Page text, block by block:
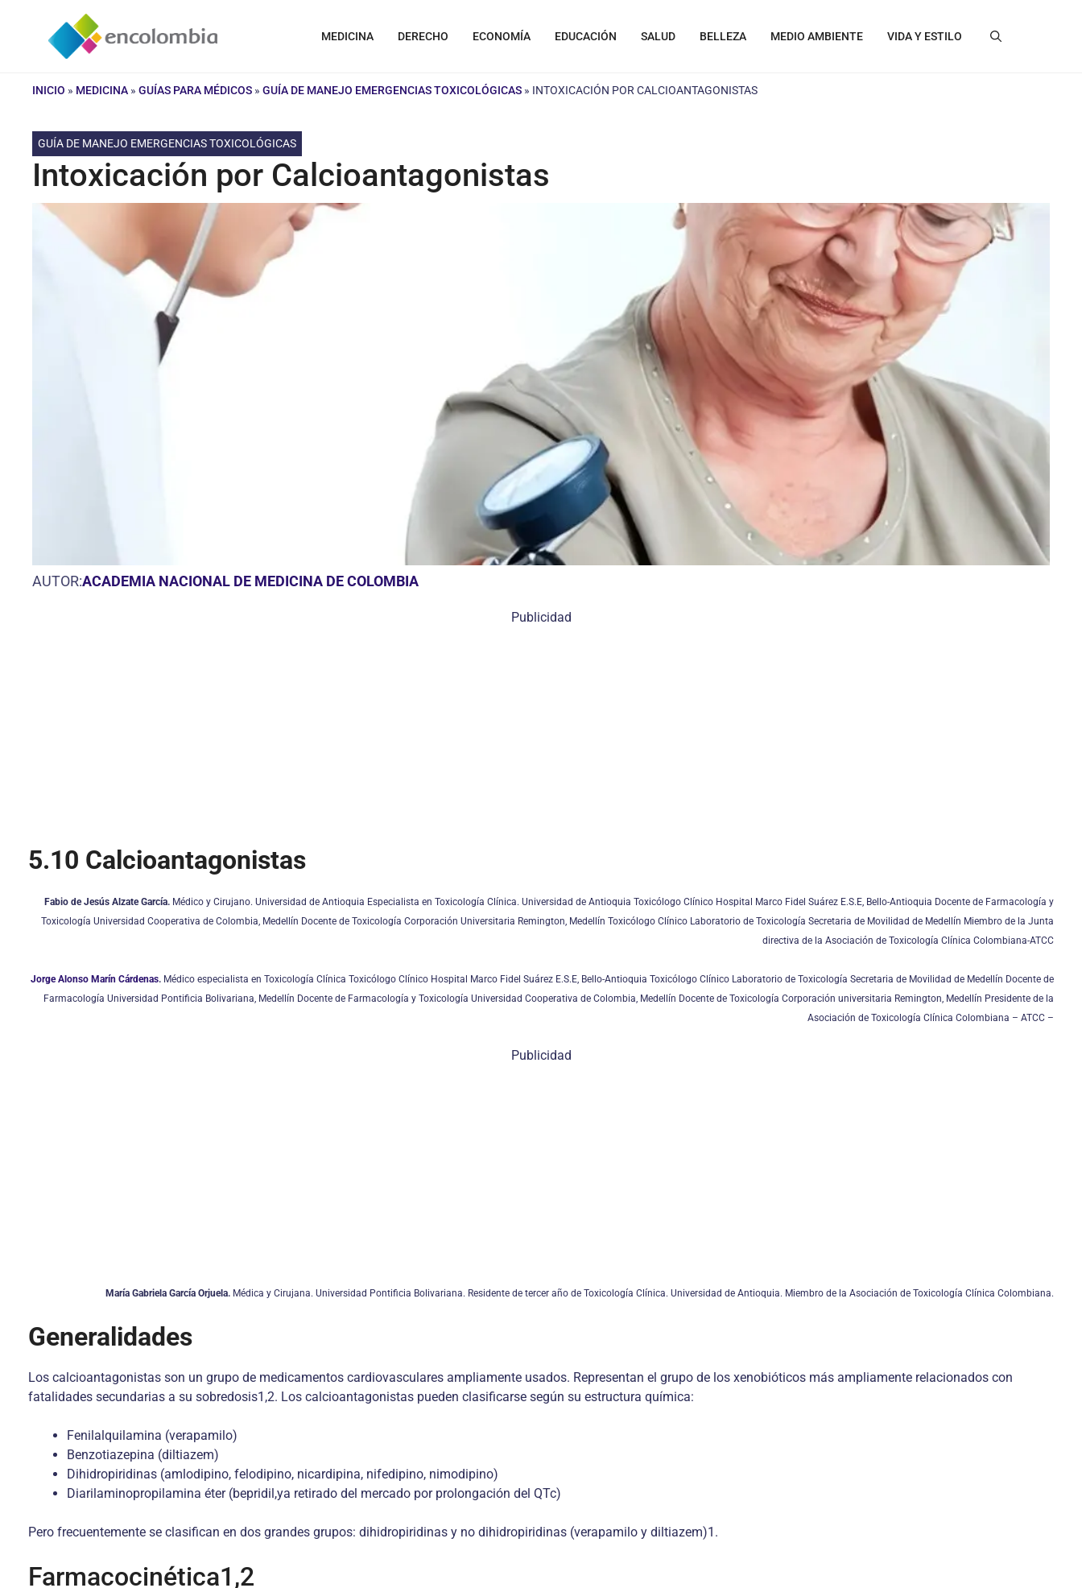
contenido
MEDICINA DERECHO ECONOMÍA EDUCACIÓN SALUD BELLEZA MEDIO AMBIENTE VIDA Y ESTILO
INICIO » MEDICINA » GUÍAS PARA MÉDICOS » GUÍA DE MANEJO EMERGENCIAS TOXICOLÓGICAS » INTOXICACIÓN POR CALCIOANTAGONISTAS
GUÍA DE MANEJO EMERGENCIAS TOXICOLÓGICAS
Intoxicación por Calcioantagonistas
AUTOR:ACADEMIA NACIONAL DE MEDICINA DE COLOMBIA
Publicidad
5.10 Calcioantagonistas
Fabio de Jesús Alzate García. Médico y Cirujano. Universidad de Antioquia Especialista en Toxicología Clínica. Universidad de Antioquia Toxicólogo Clínico Hospital Marco Fidel Suárez E.S.E, Bello-Antioquia Docente de Farmacología y
Toxicología Universidad Cooperativa de Colombia, Medellín Docente de Toxicología Corporación Universitaria Remington, Medellín Toxicólogo Clínico Laboratorio de Toxicología Secretaria de Movilidad de Medellín Miembro de la Junta
directiva de la Asociación de Toxicología Clínica Colombiana-ATCC
Jorge Alonso Marín Cárdenas. Médico especialista en Toxicología Clínica Toxicólogo Clínico Hospital Marco Fidel Suárez E.S.E, Bello-Antioquia Toxicólogo Clínico Laboratorio de Toxicología Secretaria de Movilidad de Medellín Docente de
Farmacología Universidad Pontificia Bolivariana, Medellín Docente de Farmacología y Toxicología Universidad Cooperativa de Colombia, Medellín Docente de Toxicología Corporación universitaria Remington, Medellín Presidente de la
Asociación de Toxicología Clínica Colombiana – ATCC –
Publicidad
María Gabriela García Orjuela. Médica y Cirujana. Universidad Pontificia Bolivariana. Residente de tercer año de Toxicología Clínica. Universidad de Antioquia. Miembro de la Asociación de Toxicología Clínica Colombiana.
Generalidades
Los calcioantagonistas son un grupo de medicamentos cardiovasculares ampliamente usados. Representan el grupo de los xenobióticos más ampliamente relacionados con
fatalidades secundarias a su sobredosis1,2. Los calcioantagonistas pueden clasificarse según su estructura química:
Fenilalquilamina (verapamilo)
Benzotiazepina (diltiazem)
Dihidropiridinas (amlodipino, felodipino, nicardipina, nifedipino, nimodipino)
Diarilaminopropilamina éter (bepridil,ya retirado del mercado por prolongación del QTc)
Pero frecuentemente se clasifican en dos grandes grupos: dihidropiridinas y no dihidropiridinas (verapamilo y diltiazem)1.
Farmacocinética1,2